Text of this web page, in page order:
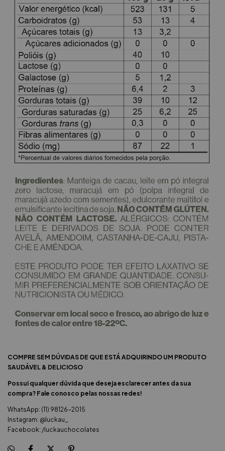
COMPRE SEM DÚVIDAS DE QUE ESTÁ ADQUIRINDO UM PRODUTO
SAUDÁVEL & DELICIOSO
Possui qualquer dúvida que deseja esclarecer antes da sua
compra? Fale conosco pelas nossas redes!
WhatsApp: (11) 98126-2015
Instagram: @luckau_
Facebook: /luckauchocolates